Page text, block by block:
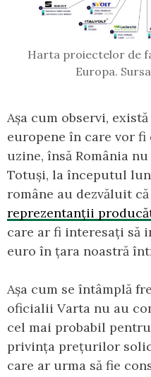
Harta proiectelor de
Europa.
Așa cum observi,
europene în care vor
uzine, însă România
Totuși, la începutul
române au dezvăluit
reprezentanții
care ar fi interesați să
euro în țara noastră
Așa cum se întâmplă
oficialii Varta nu au
cel mai probabil
privința prețurilor
care ar urma să fie